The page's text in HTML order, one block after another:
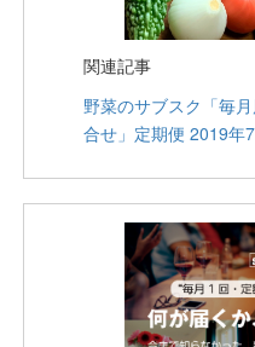
関連記事
野菜のサブスク「毎
合せ」定期便 2019年